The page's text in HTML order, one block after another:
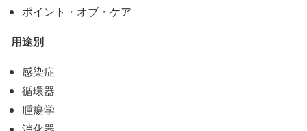
ポイント・オブ・ケア
用途別
感染症
循環器
腫瘍学